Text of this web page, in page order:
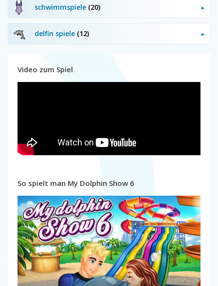
schwimmspiele (20)
delfin spiele (12)
Video zum Spiel
So spielt man My Dolphin Show 6